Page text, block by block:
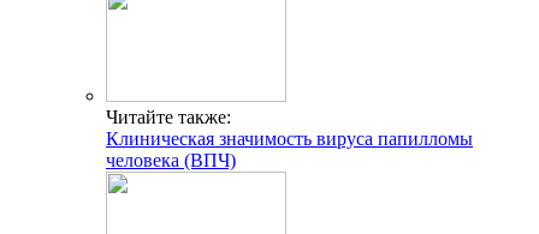
Читайте также:
Клиническая значимость вируса папилломы
человека (ВПЧ)